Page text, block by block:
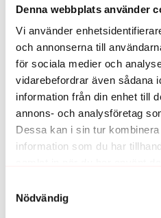
Denna webbplats använder
Vi använder
och annonserna till
för sociala medier och
vidarebefordrar även sådana
information från din enhet till
annons- och analysföretag
Dessa kan i sin tur
information som du har
Nödvändig
1
Charlotta L. september 26,
Härligt❣️🐸
1
Linn B. september 26, 2025
Vilket härligt pass😍